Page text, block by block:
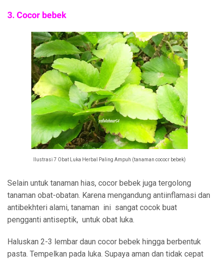
3. Cocor bebek
Ilustrasi 7 Obat Luka Herbal Paling Ampuh (tanaman cococr bebek)
Selain untuk tanaman hias, cocor bebek juga tergolong
tanaman obat-obatan. Karena mengandung antiinflamasi dan
antibekhteri alami, tanaman ini sangat cocok buat
pengganti antiseptik, untuk obat luka.
Haluskan 2-3 lembar daun cocor bebek hingga berbentuk
pasta. Tempelkan pada luka. Supaya aman dan tidak cepat